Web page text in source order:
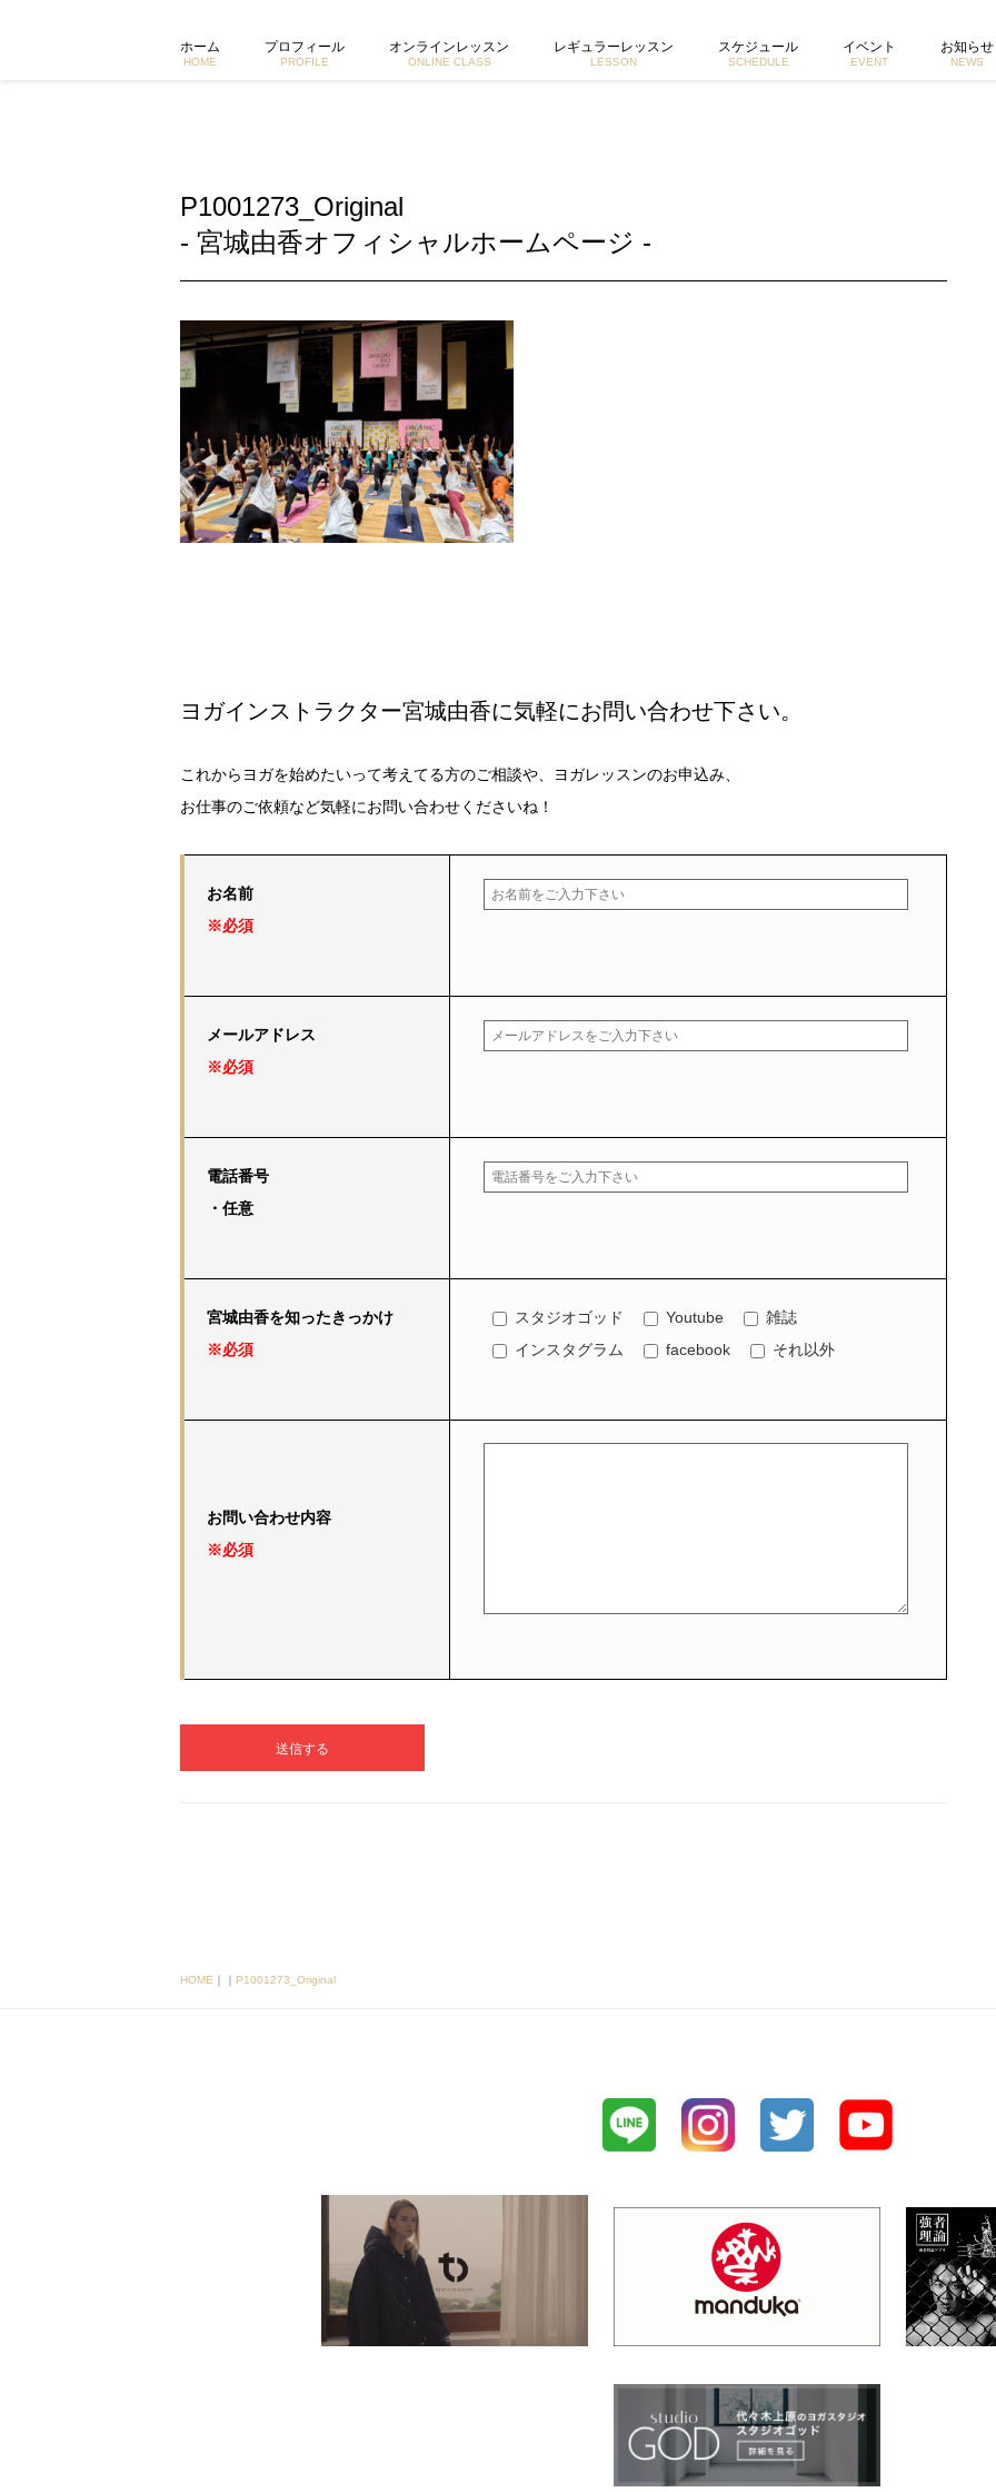
ホーム
HOME
プロフィール
PROFILE
オンラインレッスン
ONLINE CLASS
レギュラーレッスン
LESSON
スケジュール
SCHEDULE
イベント
EVENT
お知らせ
NEWS
P1001273_Original
- 宮城由香オフィシャルホームページ -
ヨガインストラクター宮城由香に気軽にお問い合わせ下さい。
これからヨガを始めたいって考えてる方のご相談や、ヨガレッスンのお申込み、
お仕事のご依頼など気軽にお問い合わせくださいね！
お名前
※必須
メールアドレス
※必須
電話番号
・任意
宮城由香を知ったきっかけ
※必須
スタジオゴッド Youtube
雑誌
インスタグラム
facebook それ以外
お問い合わせ内容
※必須
HOME ｜ ｜ P1001273_Original